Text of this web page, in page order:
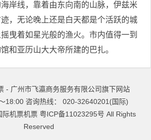
岸线，靠着由东向南的山脉，伊兹米
，无论晚上还是白天都是个活跃的城
曳着如星光般的渔火。市内值得一到
和亚历山大大帝所建的巴扎。
- 广州市飞瀛商务服务有限公司旗下网站
18:00 咨询热线： 020-32640201(国际)
际机票机票 粤ICP备11023295号 All Rights
Reserved